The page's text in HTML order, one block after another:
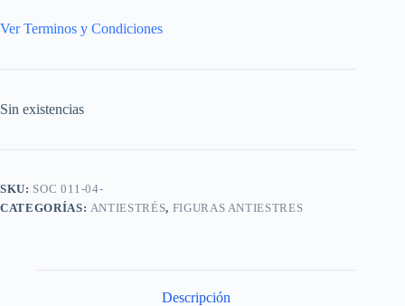
Ver Terminos y Condiciones
Sin existencias
SKU: SOC 011-04-
CATEGORÍAS: ANTIESTRÉS, FIGURAS ANTIESTRES
Descripción